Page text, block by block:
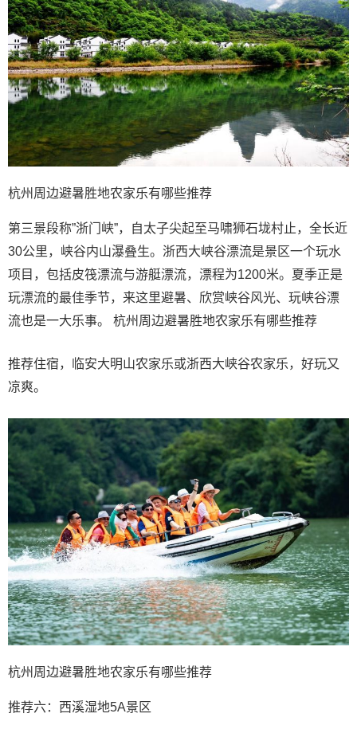
杭州周边避暑胜地农家乐有哪些推荐
第三景段称”浙门峡”，自太子尖起至马啸狮石垅村止，全长近
30公里，峡谷内山瀑叠生。浙西大峡谷漂流是景区一个玩水
项目，包括皮筏漂流与游艇漂流，漂程为1200米。夏季正是
玩漂流的最佳季节，来这里避暑、欣赏峡谷风光、玩峡谷漂
流也是一大乐事。 杭州周边避暑胜地农家乐有哪些推荐
推荐住宿，临安大明山农家乐或浙西大峡谷农家乐，好玩又
凉爽。
杭州周边避暑胜地农家乐有哪些推荐
推荐六：西溪湿地5A景区